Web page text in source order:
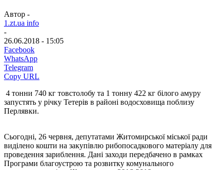
Автор -
1.zt.ua info
-
26.06.2018 - 15:05
Facebook
WhatsApp
Telegram
Copy URL
4 тонни 740 кг товстолобу та 1 тонну 422 кг білого амуру
запустять у річку Тетерів в районі водосховища поблизу
Перлявки.
Сьогодні, 26 червня, депутатами Житомирської міської ради
виділено кошти на закупівлю рибопосадкового матеріалу для
проведення зариблення. Дані заходи передбачено в рамках
Програми благоустрою та розвитку комунального